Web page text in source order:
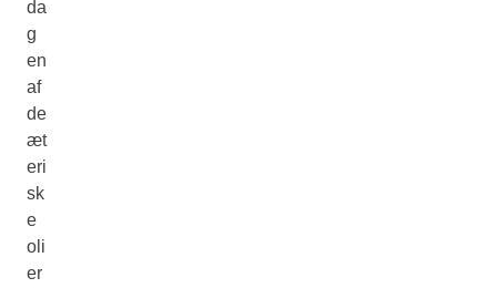
da
g
en
af
de
æt
eri
sk
e
oli
er